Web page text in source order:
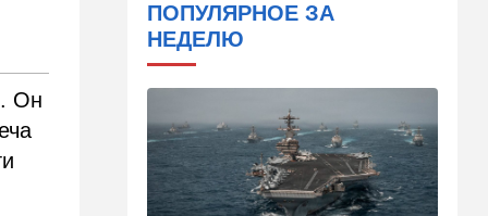
Он
21:48 Израиль
"Сумасшедшие рулят
назначение в ООН вызвало
21:24 Мнения
О му…ках, шаббате и
конституции…
ПОПУЛЯРНОЕ ЗА
НЕДЕЛЮ